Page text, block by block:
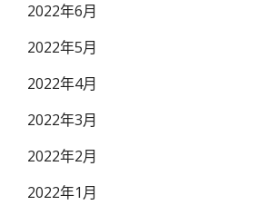
2022年6月
2022年5月
2022年4月
2022年3月
2022年2月
2022年1月